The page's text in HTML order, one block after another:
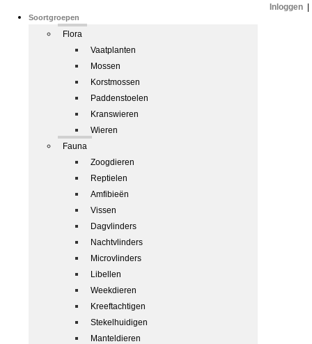
Soortgroepen
Flora
Vaatplanten
Mossen
Korstmossen
Paddenstoelen
Kranswieren
Wieren
Fauna
Zoogdieren
Reptielen
Amfibieën
Vissen
Dagvlinders
Nachtvlinders
Microvlinders
Libellen
Weekdieren
Kreeftachtigen
Stekelhuidigen
Manteldieren
Inloggen